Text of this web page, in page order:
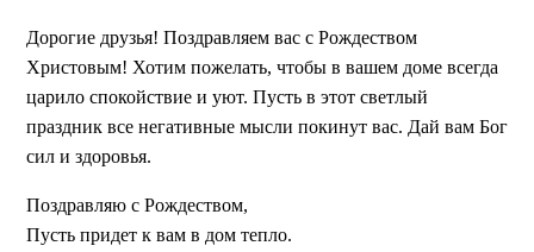
Дорогие друзья! Поздравляем вас с Рождеством
Христовым! Хотим пожелать, чтобы в вашем доме всегда
царило спокойствие и уют. Пусть в этот светлый
праздник все негативные мысли покинут вас. Дай вам Бог
сил и здоровья.
Поздравляю с Рождеством,
Пусть придет к вам в дом тепло.